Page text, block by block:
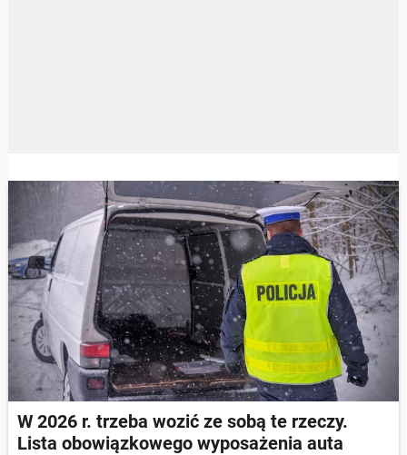
W 2026 r. trzeba wozić ze sobą te rzeczy.
Lista obowiązkowego wyposażenia auta